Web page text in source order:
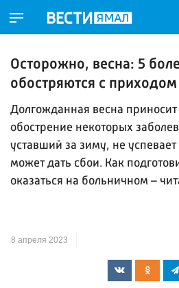
Осторожно, весна: 5
обостряются с приходом
Долгожданная весна
обострение некоторых
уставший за зиму, не успевает
может дать сбои. Как
оказаться на больничном –
8 апреля 2023